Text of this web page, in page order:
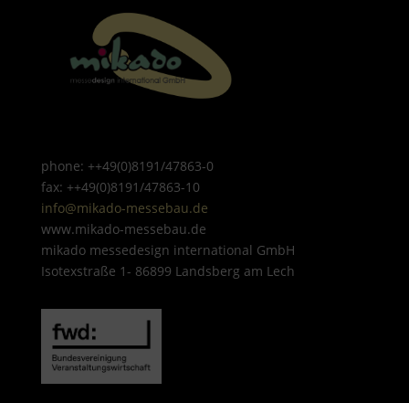
phone: ++49(0)8191/47863-0
fax: ++49(0)8191/47863-10
info@mikado-messebau.de
www.mikado-messebau.de
mikado messedesign international GmbH
Isotexstraße 1- 86899 Landsberg am Lech